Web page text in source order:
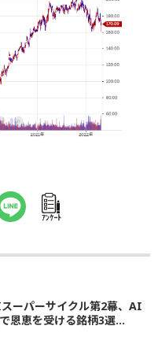
ｱﾝｹｰﾄ
スーパーサイクル第2幕、AI
恩恵を受ける銘柄3選...